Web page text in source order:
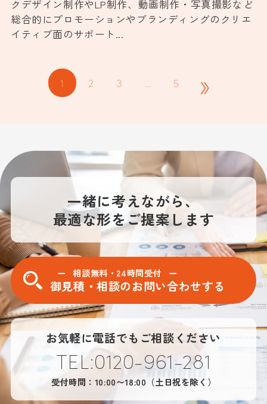
クデザイン制作やLP制作、動画制作・写真撮影など
総合的にプロモーションやブランディングのクリエ
イティブ面のサポート...
1 2 3 5 »
一緒に考えながら、
最適な形をご提案します
相談無料・24時間受付
御見積・相談のお問い合わせする
お気軽に電話でもご相談ください
TEL:0120-961-281
受付時間：10:00〜18:00（土日祝を除く）